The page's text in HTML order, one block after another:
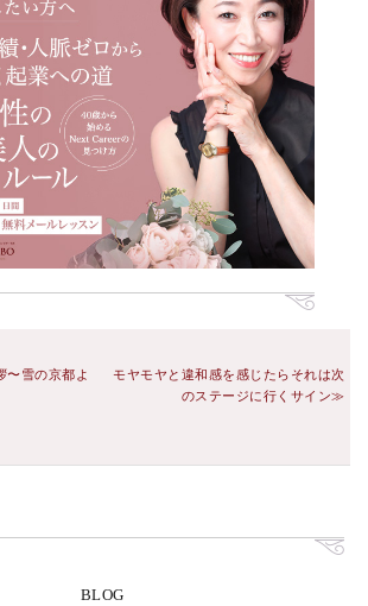
〜雪の京都よ
モヤモヤと違和感を感じたらそれは次
のステージに行くサイン
BLOG